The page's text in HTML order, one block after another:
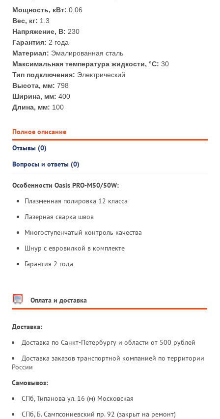
Мощность, кВт: 0.06
Вес, кг: 1.3
Напряжение, В: 230
Гарантия: 2 года
Материал: Эмалированная сталь
Максимальная температура жидкости, °С: 30
Тип подключения: Электрический
Высота, мм: 798
Ширина, мм: 400
Длина, мм: 100
Полное описание
Отзывы (0)
Вопросы и ответы (0)
Особенности Oasis PRO-M50/50W:
Плазменная полировка 12 класса
Лазерная сварка швов
Многоступенчатый контроль качества
Шнур с евровилкой в комплекте
Гарантия 2 года
Оплата и доставка
Доставка:
Доставка по Санкт-Петербургу и области от 500 рублей
Доставка заказов транспортной компанией по территории
России
Самовывоз:
СПб, Типанова ул. 16 (м) Московская
СПб, Б. Сампсониевский пр. 92 (закрыт на ремонт)